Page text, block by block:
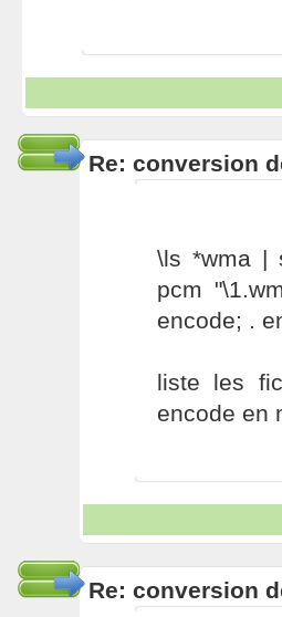
Re: conversion
\ls *wma |
pcm
encode; .
liste les
encode en
Re: conversion